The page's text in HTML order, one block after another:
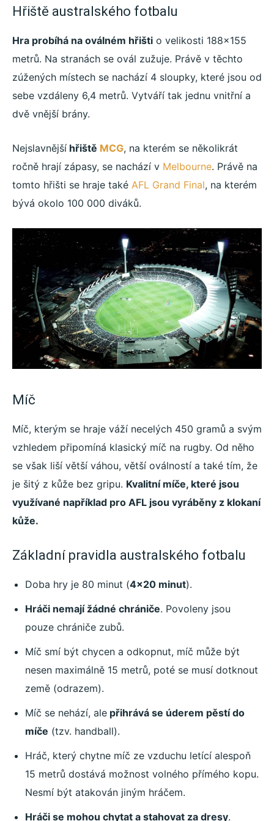
Hřiště australského fotbalu
Hra probíhá na oválném hřišti o velikosti 188×155
metrů. Na stranách se ovál zužuje. Právě v těchto
zúžených místech se nachází 4 sloupky, které jsou od
sebe vzdáleny 6,4 metrů. Vytváří tak jednu vnitřní a
dvě vnější brány.
Nejslavnější hřiště MCG, na kterém se několikrát
ročně hrají zápasy, se nachází v Melbourne. Právě na
tomto hřišti se hraje také AFL Grand Final, na kterém
bývá okolo 100 000 diváků.
Míč
Míč, kterým se hraje váží necelých 450 gramů a svým
vzhledem připomíná klasický míč na rugby. Od něho
se však liší větší váhou, větší oválností a také tím, že
je šitý z kůže bez gripu. Kvalitní míče, které jsou
využívané například pro AFL jsou vyráběny z klokaní
kůže.
Základní pravidla australského fotbalu
Doba hry je 80 minut (4×20 minut).
Hráči nemají žádné chrániče. Povoleny jsou
pouze chrániče zubů.
Míč smí být chycen a odkopnut, míč může být
nesen maximálně 15 metrů, poté se musí dotknout
země (odrazem).
Míč se nehází, ale přihrává se úderem pěstí do
míče (tzv. handball).
Hráč, který chytne míč ze vzduchu letící alespoň
15 metrů dostává možnost volného přímého kopu.
Nesmí být atakován jiným hráčem.
Hráči se mohou chytat a stahovat za dresy.